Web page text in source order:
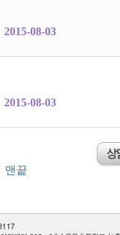
2015-08-03
2015-08-03
맨끝